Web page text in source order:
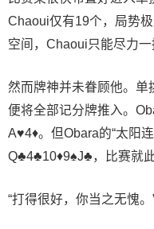
Chaoui仅有19个，局势
空间，Chaoui只能尽力一
然而牌神并未眷顾他。单
便将全部记分牌推入。
A♥4♦。但Obara的“太阳
Q♣4♣10♦9♠J♣，比赛就此
“打得很好，你当之无愧